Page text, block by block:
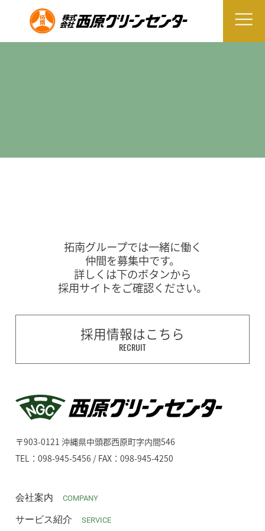
拓南グループでは一緒に働く
仲間を募集中です。
詳しくは下のボタンから
採用サイトをご確認ください。
採用情報はこちら
RECRUIT
〒903-0121 沖縄県中頭郡西原町字内間546
TEL：098-945-5456 / FAX：098-945-4250
会社案内 COMPANY
サービス紹介 SERVICE